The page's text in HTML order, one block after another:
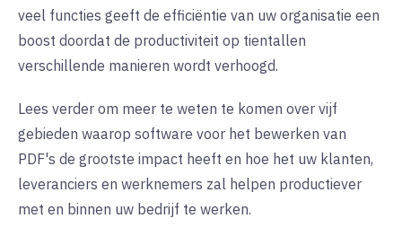
veel functies geeft de efficiëntie van uw organisatie een
boost doordat de productiviteit op tientallen
verschillende manieren wordt verhoogd.
Lees verder om meer te weten te komen over vijf
gebieden waarop software voor het bewerken van
PDF's de grootste impact heeft en hoe het uw klanten,
leveranciers en werknemers zal helpen productiever
met en binnen uw bedrijf te werken.